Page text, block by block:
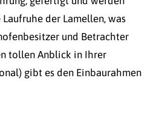
der Lamellen, was
und Betrachter
tollen Anblick in Ihrer
gibt es den Einbaurahmen